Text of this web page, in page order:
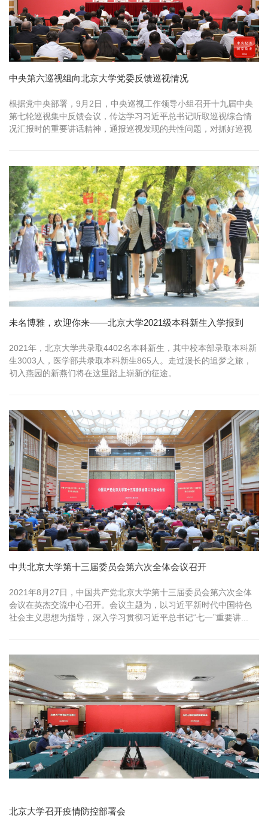
中央第六巡视组向北京大学党委反馈巡视情况
根据党中央部署，9月2日，中央巡视工作领导小组召开十九届中央
第七轮巡视集中反馈会议，传达学习习近平总书记听取巡视综合情
况汇报时的重要讲话精神，通报巡视发现的共性问题，对抓好巡视
未名博雅，欢迎你来——北京大学2021级本科新生入学报到
2021年，北京大学共录取4402名本科新生，其中校本部录取本科新
生3003人，医学部共录取本科新生865人。走过漫长的追梦之旅，
初入燕园的新燕们将在这里踏上崭新的征途。
中共北京大学第十三届委员会第六次全体会议召开
2021年8月27日，中国共产党北京大学第十三届委员会第六次全体
会议在英杰交流中心召开。会议主题为，以习近平新时代中国特色
社会主义思想为指导，深入学习贯彻习近平总书记“七一”重要讲...
北京大学召开疫情防控部署会